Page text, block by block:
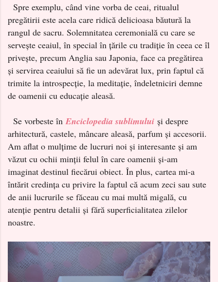
Spre exemplu, când vine vorba de ceai, ritualul
pregătirii este acela care ridică delicioasa băutură la
rangul de sacru. Solemnitatea ceremonială cu care se
servește ceaiul, în special în țările cu tradiție în ceea ce îl
privește, precum Anglia sau Japonia, face ca pregătirea
și servirea ceaiului să fie un adevărat lux, prin faptul că
trimite la introspecție, la meditație, îndeletniciri demne
de oamenii cu educație aleasă.
Se vorbeste în Enciclopedia sublimului și despre
arhitectură, castele, mâncare aleasă, parfum și accesorii.
Am aflat o mulțime de lucruri noi și interesante și am
văzut cu ochii minții felul în care oamenii și-am
imaginat destinul fiecărui obiect. În plus, cartea mi-a
întărit credința cu privire la faptul că acum zeci sau sute
de anii lucrurile se făceau cu mai multă migală, cu
atenție pentru detalii și fără superficialitatea zilelor
noastre.